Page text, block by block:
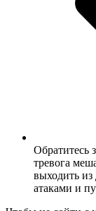
Обратитесь
тревога
выходить
атаками и